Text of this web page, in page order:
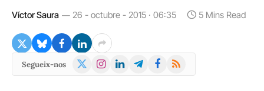
Víctor Saura 26 - octubre - 2015 · 06:35 5 Mins Read
Segueix-nos
X
Instagram
LinkedInTelegramFacebook
RSS